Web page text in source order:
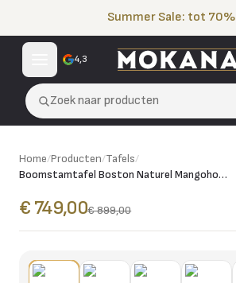
Summer Sale: tot 70%
4,3
Zoek naar producten
Home/Producten/Tafels/
Boomstamtafel Boston Naturel Mangohout 220 cm
€ 749,00€ 899,00